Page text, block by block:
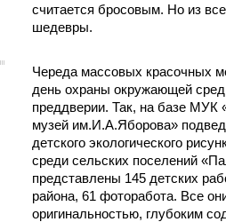
считается бросовым. Но из
шедевры.
Череда массовых красочных
день охраны окружающей
преддверии. Так, на базе МУК
музей им.И.А.Яборова»
детского экологического
среди сельских поселений
представлены 145 детских
района, 61 фоторабота. Все
оригинальностью, глубоким